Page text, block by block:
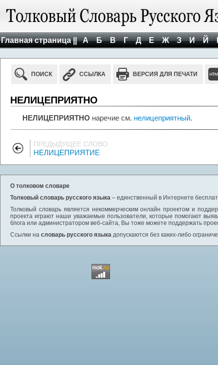
Главная страница || А Б В Г Д Е Ж З И Й
ПОИСК ССЫЛКА ВЕРСИЯ ДЛЯ ПЕЧАТИ
НЕЛИЦЕПРИЯТНО
НЕЛИЦЕПРИЯТНО наречие см. нелицеприятный.
ПРЕДЫДУЩЕЕ СЛОВО
НЕЛИЦЕПРИЯТИЕ
О толковом словаре
Толковый словарь русского языка – единственный в Интернете
Толковый словарь является некоммерческим онлайн проектом и
проекта играют наши уважаемые пользователи, которые помогают
блога или администратором веб-сайта, Вы тоже можете поддержать
Ссылки на словарь русского языка допускаются без каких-либо